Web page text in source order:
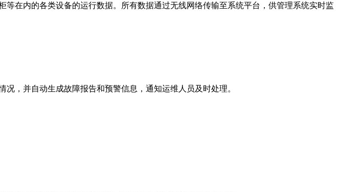
在内的各类设备的运行数据。所有数据通过无线网络传输至系统平台，供管理系统实时监
，并自动生成故障报告和预警信息，通知运维人员及时处理。